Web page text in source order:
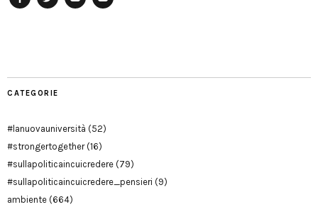
CATEGORIE
#lanuovauniversità (52)
#strongertogether(16)
#sullapoliticaincuicredere (79)
#sullapoliticaincuicredere_pensieri (9)
ambiente (664)